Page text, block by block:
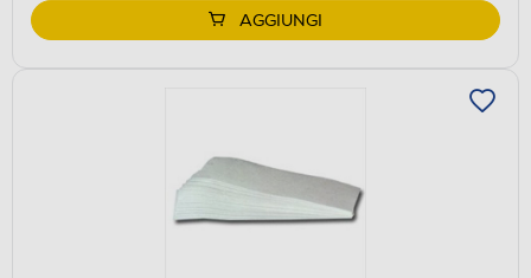
AGGIUNGI